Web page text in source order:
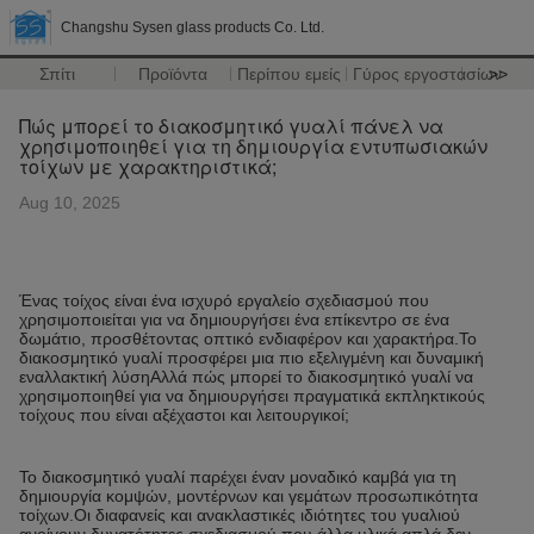
Changshu Sysen glass products Co. Ltd.
Σπίτι Προϊόντα Περίπου εμείς Γύρος εργοστασίων
>>
Πώς μπορεί το διακοσμητικό γυαλί πάνελ να
χρησιμοποιηθεί για τη δημιουργία εντυπωσιακών
τοίχων με χαρακτηριστικά;
Aug 10, 2025
Ένας τοίχος είναι ένα ισχυρό εργαλείο σχεδιασμού που
χρησιμοποιείται για να δημιουργήσει ένα επίκεντρο σε ένα
δωμάτιο, προσθέτοντας οπτικό ενδιαφέρον και χαρακτήρα.Το
διακοσμητικό γυαλί προσφέρει μια πιο εξελιγμένη και δυναμική
εναλλακτική λύσηΑλλά πώς μπορεί το διακοσμητικό γυαλί να
χρησιμοποιηθεί για να δημιουργήσει πραγματικά εκπληκτικούς
τοίχους που είναι αξέχαστοι και λειτουργικοί;
Το διακοσμητικό γυαλί παρέχει έναν μοναδικό καμβά για τη
δημιουργία κομψών, μοντέρνων και γεμάτων προσωπικότητα
τοίχων.Οι διαφανείς και ανακλαστικές ιδιότητες του γυαλιού